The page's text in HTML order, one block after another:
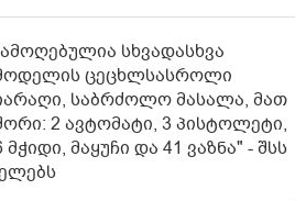
სხვადასხვა
ცეცხლსასროლი
საბრძოლო მასალა, მათ
2 ავტომატი, 3 პისტოლეტი,
მჭიდი, მაყუჩი და 41 ვაზნა" - შსს